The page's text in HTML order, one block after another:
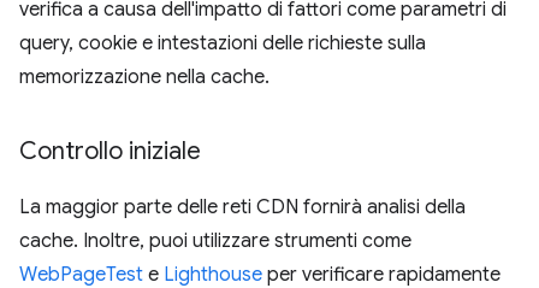
verifica a causa dell'impatto di fattori come parametri di
query, cookie e intestazioni delle richieste sulla
memorizzazione nella cache.
Controllo iniziale
La maggior parte delle reti CDN fornirà analisi della
cache. Inoltre, puoi utilizzare strumenti come
WebPageTest e Lighthouse per verificare rapidamente